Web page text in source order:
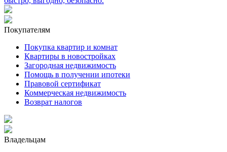
Покупателям
Покупка квартир и комнат
Квартиры в новостройках
Загородная недвижимость
Помощь в получении ипотеки
Правовой сертификат
Коммерческая недвижимость
Возврат налогов
Владельцам